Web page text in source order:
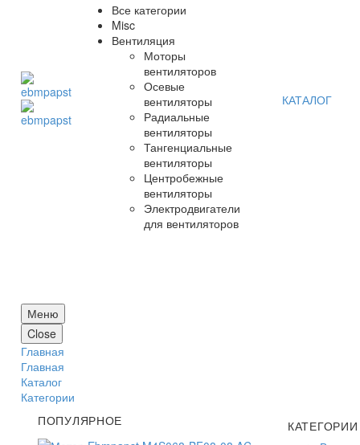
Все категории
Misc
Вентиляция
Моторы
вентиляторов
Осевые
вентиляторы
Радиальные
вентиляторы
Тангенциальные
вентиляторы
Центробежные
вентиляторы
Электродвигатели
для вентиляторов
КАТАЛОГ
Меню
Close
Главная
Главная
Каталог
Категории
ПОПУЛЯРНОЕ
КАТЕГОРИИ